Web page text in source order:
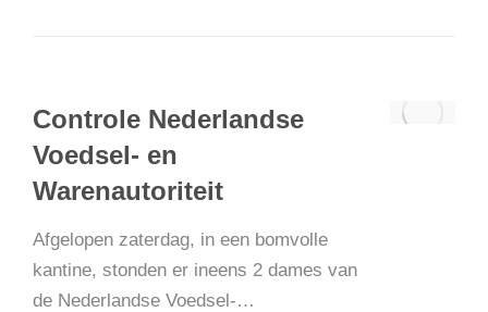
Controle Nederlandse
Voedsel- en
Warenautoriteit
Afgelopen zaterdag, in een bomvolle
kantine, stonden er ineens 2 dames van
de Nederlandse Voedsel-…